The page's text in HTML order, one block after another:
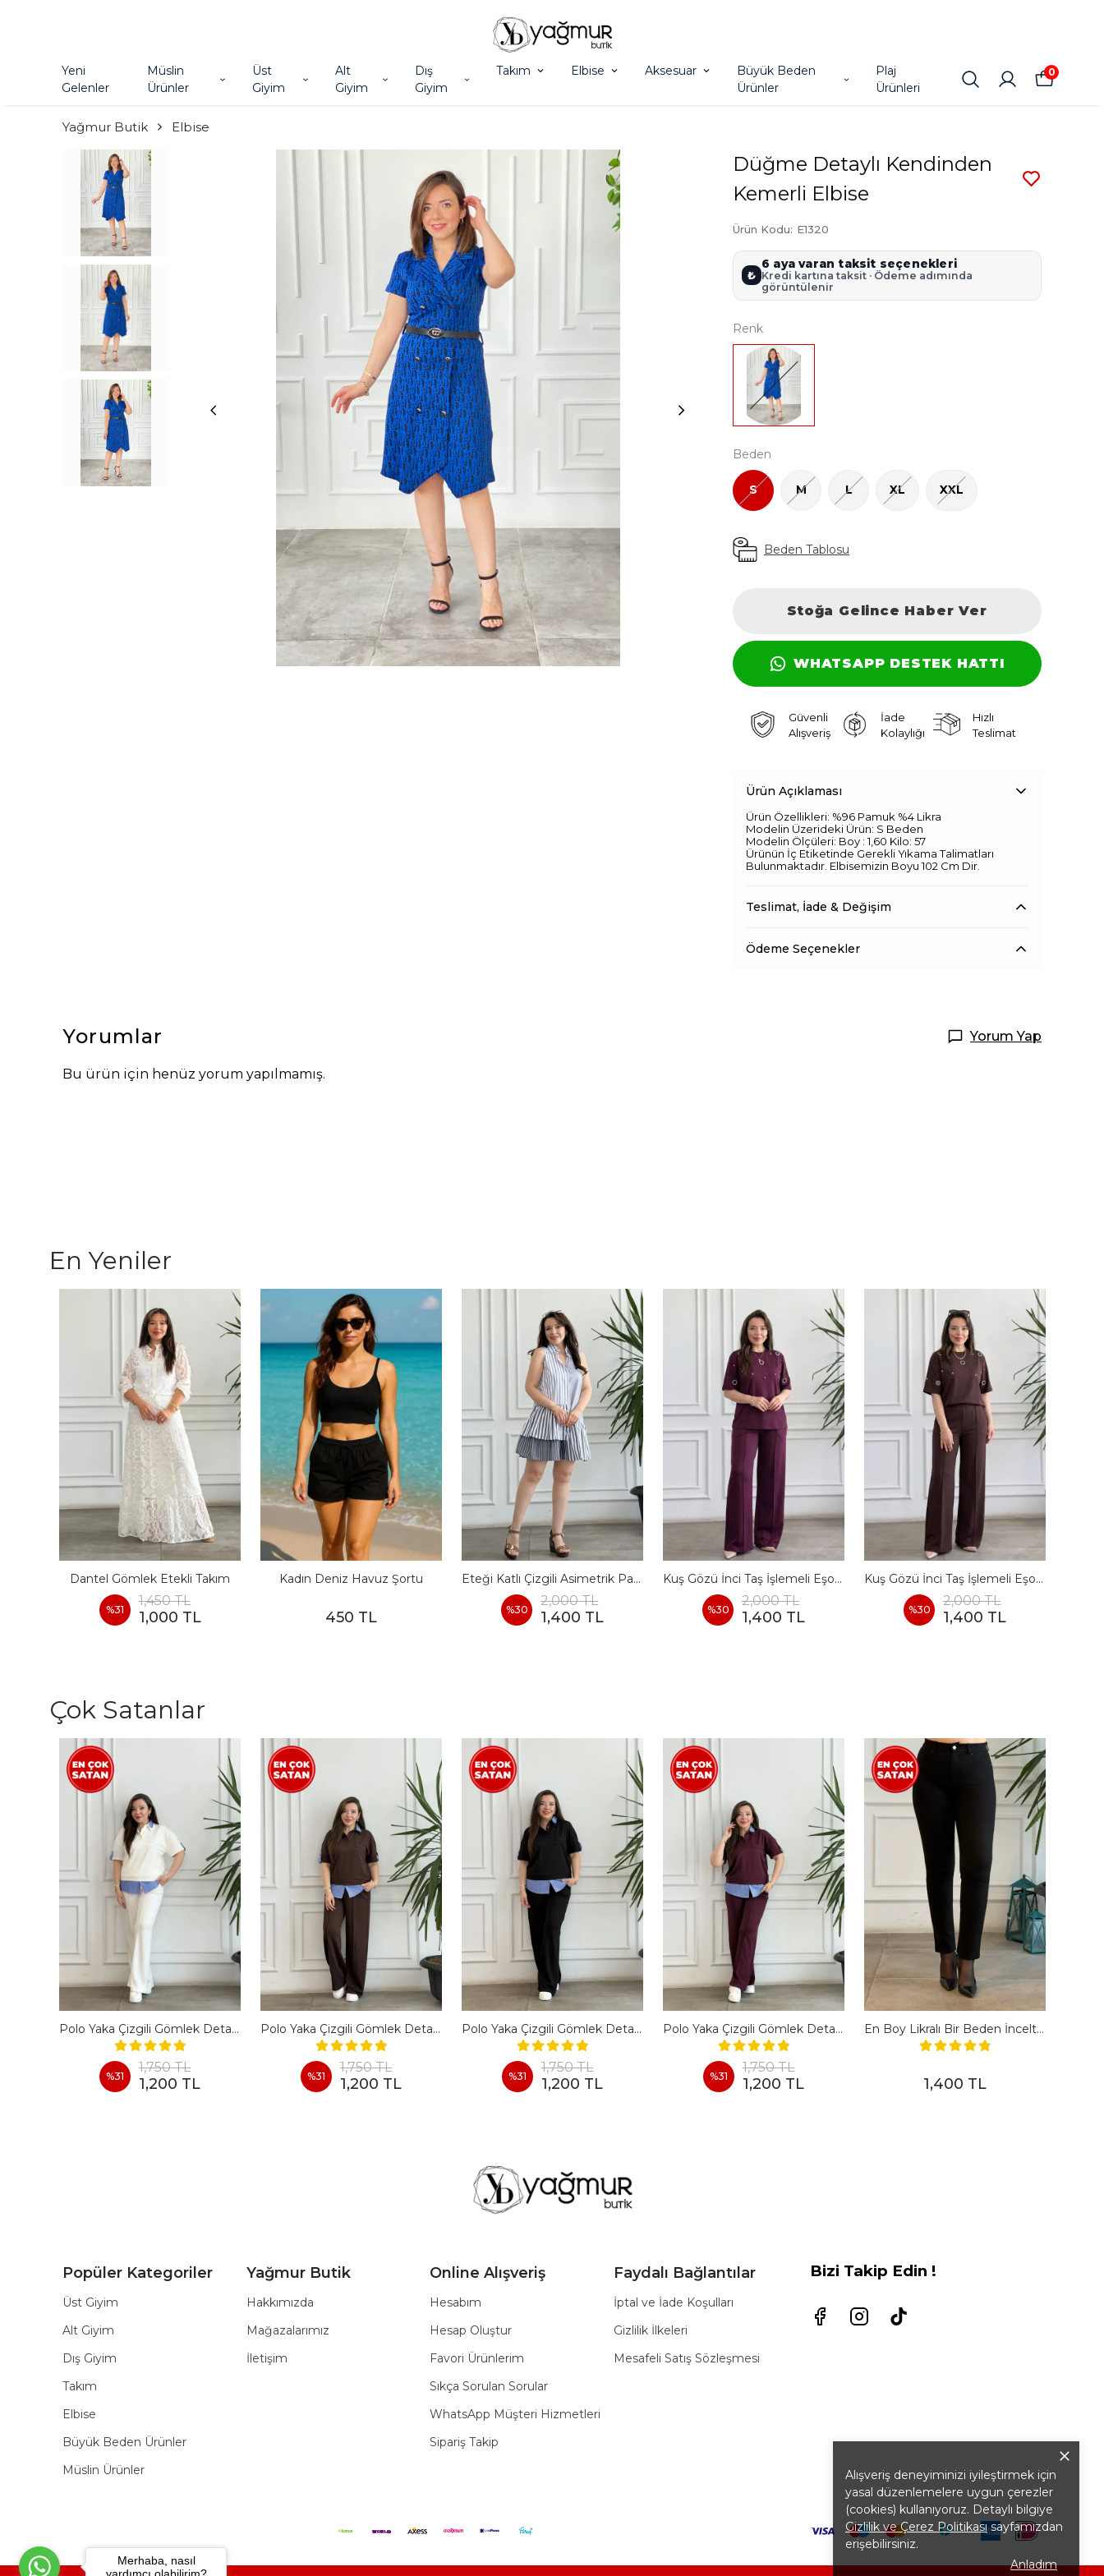
Yeni
Gelenler
Müslin
Ürünler
Üst
Giyim
Alt
Giyim
Dış
Giyim
Takım Elbise Aksesuar
Büyük Beden
Ürünler
Plaj
Ürünleri
0
Alışveriş deneyiminizi iyileştirmek için
yasal düzenlemelere uygun çerezler
(cookies) kullanıyoruz. Detaylı bilgiye
Gizlilik ve Çerez Politikasısayfamızdan
erişebilirsiniz.
Anladım
Yağmur Butik Elbise
Düğme Detaylı Kendinden
Kemerli Elbise
Ürün Kodu: E1320
₺
6 aya varan taksit seçenekleri
Kredi kartına taksit · Ödeme adımında
görüntülenir
Renk
Beden
S M L XL XXL
Beden Tablosu
Stoğa Gelince Haber Ver
WHATSAPP DESTEK HATTI
Güvenli
Alışveriş
İade
Kolaylığı
Hızlı
Teslimat
Ürün Açıklaması
Ürün Özellikleri: %96 Pamuk %4 Likra
Modelin Üzerideki Ürün: S Beden
Modelin Ölçüleri: Boy : 1,60 Kilo: 57
Ürünün İç Etiketinde Gerekli Yıkama Talimatları
Bulunmaktadır. Elbisemizin Boyu 102 Cm Dir.
Teslimat, İade & Değişim
Ödeme Seçenekler
Yorumlar Yorum Yap
Bu ürün için henüz yorum yapılmamış.
En Yeniler
Dantel Gömlek Etekli Takım
%31
1,450 TL
1,000 TL
Kadın Deniz Havuz Şortu
450 TL
Eteği Katlı Çizgili Asimetrik Pamuk Elbise
%30
2,000 TL
1,400 TL
Kuş Gözü İnci Taş İşlemeli Eşofman Takımı - BORDO
%30
2,000 TL
1,400 TL
Kuş Gözü İnci Taş İşlemeli Eşofman Takımı - KAHVERENGI
%30
2,000 TL
1,400 TL
Çok Satanlar
Polo Yaka Çizgili Gömlek Detaylı Kısa Kollu Takım - BEYAZ
%31
1,750 TL
1,200 TL
Polo Yaka Çizgili Gömlek Detaylı Kısa Kollu Takım - KAHVERENGI
%31
1,750 TL
1,200 TL
Polo Yaka Çizgili Gömlek Detaylı Kısa Kollu Takım - SIYAH
%31
1,750 TL
1,200 TL
Polo Yaka Çizgili Gömlek Detaylı Kısa Kollu Takım - BORDO
%31
1,750 TL
1,200 TL
En Boy Likralı Bir Beden İncelten Pantolon - SIYAH
1,400 TL
Popüler Kategoriler
Üst Giyim
Alt Giyim
Dış Giyim
Takım
Elbise
Büyük Beden Ürünler
Müslin Ürünler
Yağmur Butik
Hakkımızda
Mağazalarımız
İletişim
Online Alışveriş
Hesabım
Hesap Oluştur
Favori Ürünlerim
Sıkça Sorulan Sorular
WhatsApp Müşteri Hizmetleri
Sipariş Takip
Faydalı Bağlantılar
İptal ve İade Koşulları
Gizlilik İlkeleri
Mesafeli Satış Sözleşmesi
Bizi Takip Edin !
Merhaba, nasıl